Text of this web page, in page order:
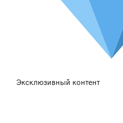
Эксклюзивный контент